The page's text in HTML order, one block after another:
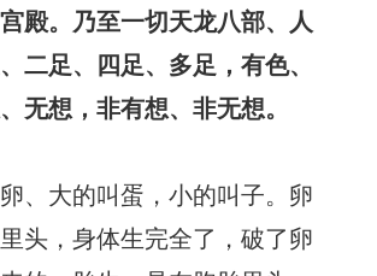
殿。乃至一切天龙八部、人
二足、四足、多足，有色、
无想，非有想、非无想。
大的叫蛋，小的叫子。卵
头，身体生完全了，破了卵